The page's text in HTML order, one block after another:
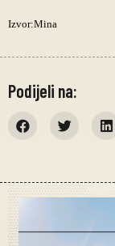
Izvor:Mina
Podijeli na: